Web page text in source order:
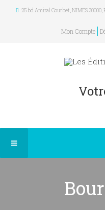
25 bd Amiral Courbet, NIMES 30000,
Mon Compte